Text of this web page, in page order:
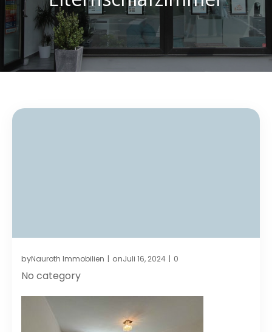
byNauroth Immobilien | onJuli 16, 2024 | 0
No category